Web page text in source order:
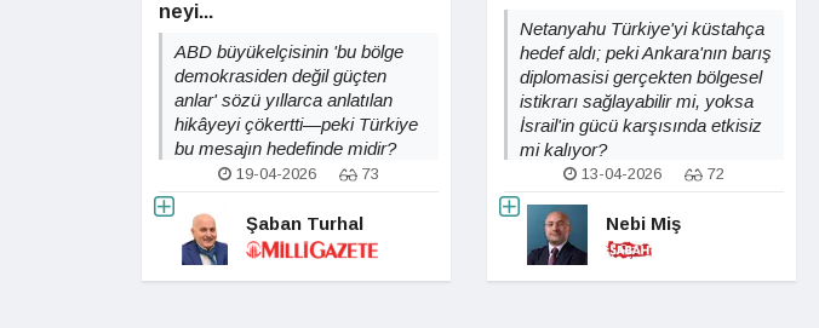
neyi...
ABD büyükelçisinin 'bu bölge
demokrasiden değil güçten
anlar' sözü yıllarca anlatılan
hikâyeyi çökertti—peki Türkiye
bu mesajın hedefinde midir?
19-04-2026 73
Şaban Turhal
Netanyahu Türkiye'yi küstahça
hedef aldı; peki Ankara'nın barış
diplomasisi gerçekten bölgesel
istikrarı sağlayabilir mi, yoksa
İsrail'in gücü karşısında etkisiz
mi kalıyor?
13-04-2026 72
Nebi Miş